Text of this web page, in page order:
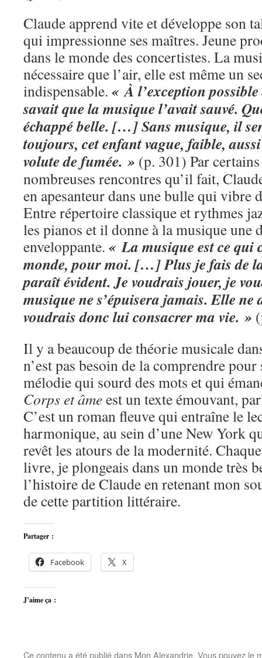
Claude apprend vite et développe son
qui impressionne ses maîtres. Jeune
dans le monde des concertistes. La
nécessaire que l’air, elle est même un
indispensable. « À l’exception
savait que la musique l’avait sauvé.
échappé belle. […] Sans musique, il
toujours, cet enfant vague, faible,
volute de fumée. » (p. 301) Par
nombreuses rencontres qu’il fait,
en apesanteur dans une bulle qui vibre
Entre répertoire classique et rythmes
les pianos et il donne à la musique une
enveloppante. « La musique est ce qui
monde, pour moi. […] Plus je fais de
paraît évident. Je voudrais jouer, je
musique ne s’épuisera jamais. Elle
voudrais donc lui consacrer ma vie. »
Il y a beaucoup de théorie musicale
n’est pas besoin de la comprendre
mélodie qui sourd des mots et qui
Corps et âmeest un texte émouvant,
C’est un roman fleuve qui entraîne le
harmonique, au sein d’une New York
revêt les atours de la modernité.
livre, je plongeais dans un monde très
l’histoire de Claude en retenant mon
de cette partition littéraire.
Partager :
Facebook X
J’aime ça :
Ce contenu a été publié dans Mon Alexandrie. Vous pouvez le